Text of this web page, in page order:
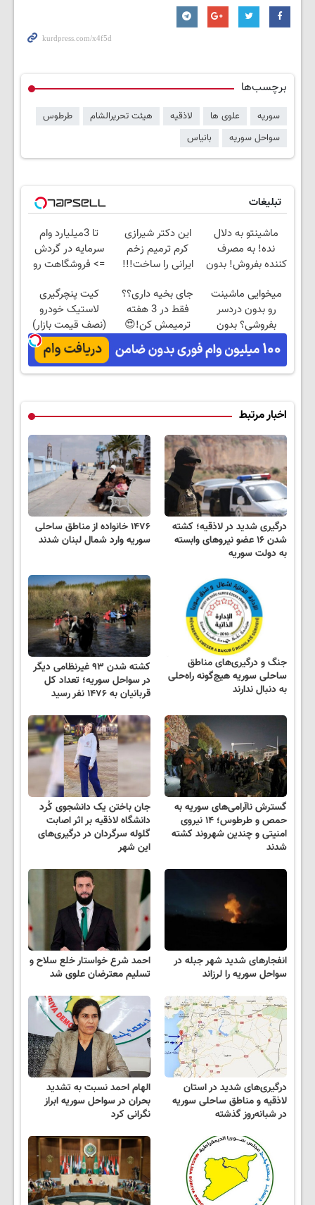
برچسب‌ها
سوریه علوی ها لاذقیه هیئت تحریرالشام
طرطوس
سواحل سوریه
بانیاس
تبلیغات
ماشینتو به دلال
نده! به مصرف
کننده بفروش! بدون
این دکتر شیرازی
کرم ترمیم زخم
ایرانی را ساخت!!!
تا 3میلیارد وام
سرمایه در گردش
=> فروشگاهت رو
میخوایی ماشینت
رو بدون دردسر
بفروشی؟ بدون
کمیسیون
جای بخیه داری؟؟
فقط در 3 هفته
ترمیمش کن!😍
کیت پنچرگیری
لاستیک خودرو
(نصف قیمت بازار)
اخبار مرتبط
درگیری شدید در لاذقیه؛ کشته
شدن ۱۶ عضو نیروهای وابسته
به دولت سوریه
۱۴۷۶ خانواده از مناطق ساحلی
سوریه وارد شمال لبنان شدند
جنگ و درگیری‌های مناطق
ساحلی سوریه هیچ‌گونه راه‌حلی
به دنبال ندارند
کشته شدن ۹۳ غیرنظامی دیگر
در سواحل سوریه؛ تعداد کل
قربانیان به ۱۴۷۶ نفر رسید
گسترش ناآرامی‌های سوریه به
حمص و طرطوس؛ ۱۴ نیروی
امنیتی و چندین شهروند کشته
شدند
جان باختن یک دانشجوی کُرد
دانشگاه لاذقیه بر اثر اصابت
گلوله سرگردان در درگیری‌های
این شهر
انفجارهای شدید شهر جبله در
سواحل سوریه را لرزاند
احمد شرع خواستار خلع سلاح و
تسلیم معترضان علوی شد
درگیری‌های شدید در استان
لاذقیه و مناطق ساحلی سوریه
در شبانه‌روز گذشته
الهام احمد نسبت به تشدید
بحران در سواحل سوریه ابراز
نگرانی کرد